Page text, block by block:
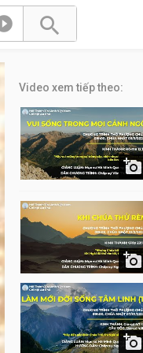

Video xem tiếp theo:


